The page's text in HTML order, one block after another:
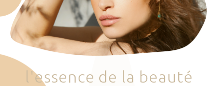
Plan d’accès
Prendre RDV
'essence de la beauté